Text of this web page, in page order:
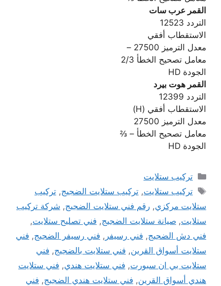
القمر عرب سات
التردد 12523
الاستقطاب أفقي
معدل الترميز 27500 –
معامل تصحيح الخطأ 2/3
الجودة HD
القمر هوت بيرد
التردد 12399
الاستقطاب أفقي (H)
معدل الترميز 27500
معامل تصحيح الخطأ – ⅔
الجودة HD
التصنيفات
تركيب ستلايت
الوسوم
تركيب ستلايت,تركيب ستلايت الضجيج,تركيب
ستلايت مركزي, رقم فني ستلايت الضجيج, شركة تركيب
ستلايت, صيانة ستلايت الضجيج, فني تصليح ستلايت,
فني دش الضجيج, فني رسيفر , فني رسيفر الضجيج, فني
ستلايت أسواق القرين, فني ستلايت بالضجيج, فني
ستلايت بي ان سبورت, فني ستلايت هندي, فني ستلايت
هندي أسواق القرين, فني ستلايت هندي الضجيج, فني